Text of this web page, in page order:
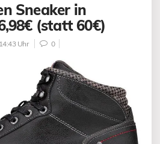
Sneaker in
(statt 60€)
Uhr 0